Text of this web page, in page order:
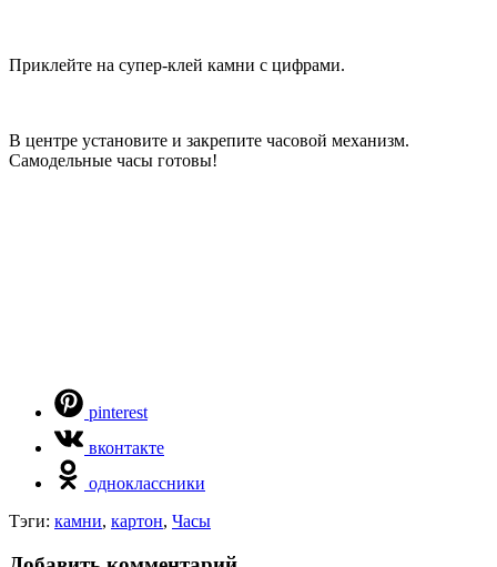
Приклейте на супер-клей камни с цифрами.
В центре установите и закрепите часовой механизм.
Самодельные часы готовы!
pinterest
вконтакте
одноклассники
Тэги: камни, картон, Часы